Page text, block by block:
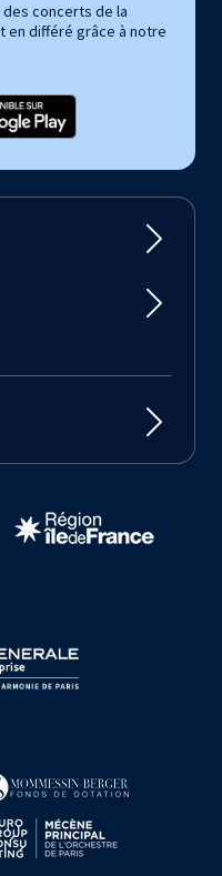
concerts de la
en différé grâce à notre
de Paris